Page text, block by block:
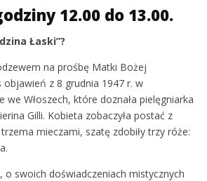
12.00 do 13.00.
Łaski”?
na prośbę Matki Bożej
objawień z 8 grudnia 1947 r. w
we Włoszech, które doznała pielęgniarka
Gilli. Kobieta zobaczyła postać z
mieczami, szatę zdobiły trzy róże:
o swoich doświadczeniach mistycznych